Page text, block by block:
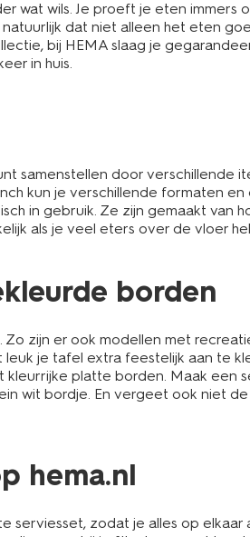
wils. Je proeft je eten immers
dat niet alleen het eten
bij HEMA slaag je
in huis.
samenstellen door verschillende
kun je verschillende formaten
in gebruik. Ze zijn gemaakt van
als je veel eters over de vloer
borden
zijn er ook modellen met
je tafel extra feestelijk aan te
kleurrijke platte borden. Maak een
wit bordje. En vergeet ook niet
hema.nl
zodat je alles op elkaar